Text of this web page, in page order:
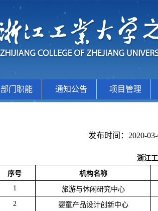
部门职能 通知公告 项目管理
发布时间：2020-
浙江
序号 机构名称
1
旅游与休闲研究中心
2 婴童产品设计创新中心